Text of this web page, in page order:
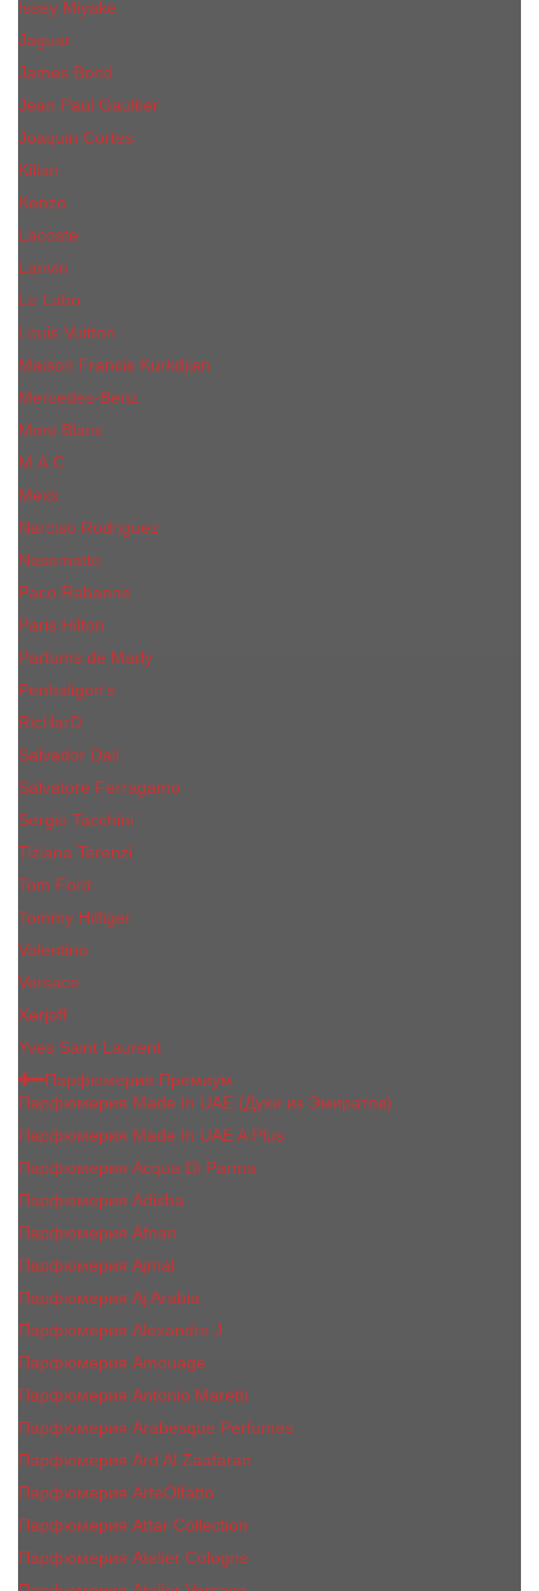
Issey Miyake
Jaguar
James Bond
Jean Paul Gaultier
Joaquin Сortes
Kilian
Kenzo
Lacoste
Lanvin
Le Labo
Louis Vuitton
Maison Francis Kurkdjian
Mercedes-Benz
Mont Blanc
M.А.C.
Mexx
Narciso Rodriguez
Nasomatto
Paco Rabanne
Paris Hilton
Parfums de Marly
Penhaligon​'s
RicHarD
Salvador Dali
Salvatore Ferragamo
Sergio Tacchini
Tiziana Terenzi
Tom Ford
Tommy Hilfiger
Valentino
Versace
Xerjoff
Yves Saint Laurent
Парфюмерия Премиум
Парфюмерия Made In UAE (Духи из Эмиратов)
Парфюмерия Made In UAE A Plus
Парфюмерия Acqua Di Parma
Парфюмерия Adisha
Парфюмерия Afnan
Парфюмерия Ajmal
Парфюмерия Aj Arabia
Парфюмерия Alexandre J.
Парфюмерия Amouage
Парфюмерия Antonio Maretti
Парфюмерия Arabesque Perfumes
Парфюмерия Ard Al Zaafaran
Парфюмерия ArteOlfatto
Парфюмерия Attar Collection
Парфюмерия Atelier Cologne